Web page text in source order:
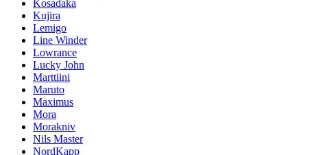
Kosadaka
Kujira
Lemigo
Line Winder
Lowrance
Lucky John
Marttiini
Maruto
Maximus
Mora
Morakniv
Nils Master
NordKapp